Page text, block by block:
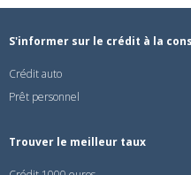
S'informer sur le crédit à la
Crédit auto
Prêt personnel
Trouver le meilleur taux